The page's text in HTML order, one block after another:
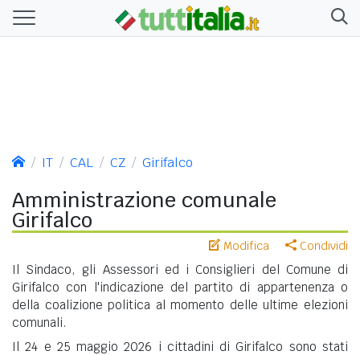
IT CAL CZ Girifalco
Amministrazione comunale
Girifalco
Modifica Condividi
Il Sindaco, gli Assessori ed i Consiglieri del Comune di
Girifalco con l'indicazione del partito di appartenenza o
della coalizione politica al momento delle ultime elezioni
comunali.
Il 24 e 25 maggio 2026 i cittadini di Girifalco sono stati